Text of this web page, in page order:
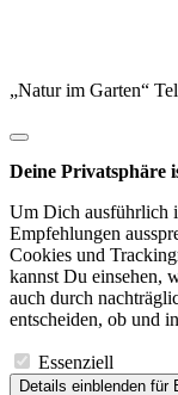
„Natur im Garten“
Deine Privatsphäre
Um Dich ausführlich
Empfehlungen
Cookies und
kannst Du einsehen,
auch durch
entscheiden, ob und
Essenziell
Details einblenden für